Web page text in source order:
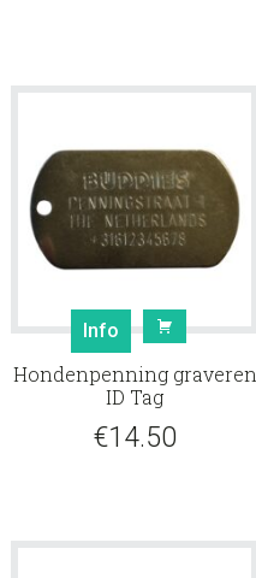
Info
Hondenpenning graveren
ID Tag
€14.50